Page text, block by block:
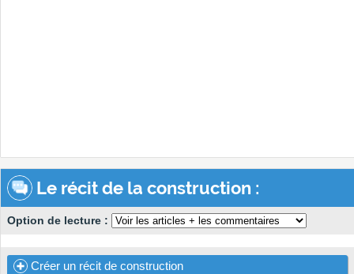
Le récit de la construction :
Option de lecture :
Créer un récit de construction